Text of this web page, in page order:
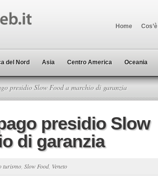
Home Cos’è
del Nord Asia Centro America Oceania
presidio Slow Food a marchio di garanzia
presidio Slow
di garanzia
turismo Slow Food, Veneto